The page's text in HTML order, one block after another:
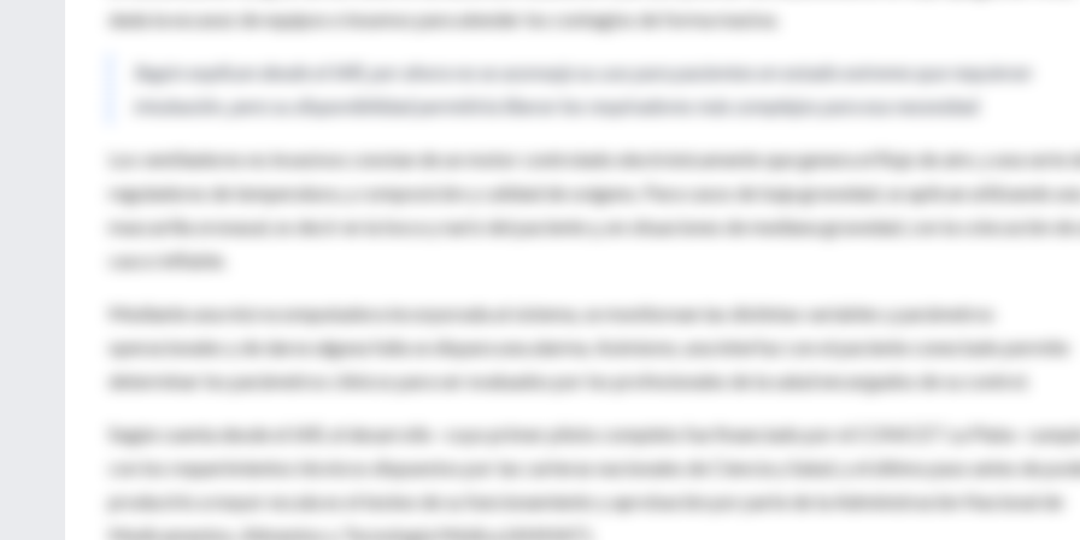
dada la escasez de equipos e insumos para atender los contagios de forma masiva.
Según explican desde el IAR, por ahora no se aconseja su uso para pacientes en estado extremo que requieran
intubación, pero su disponibilidad permitiría liberar los respiradores más complejos para esa necesidad.
Los ventiladores no invasivos constan de un motor controlado electrónicamente que genera el flujo de aire, y una serie
reguladores de temperatura, y composición y calidad de oxígeno. Para casos de baja gravedad, se aplican utilizando una
mascarilla oronasal, es decir en la boca y nariz del paciente y, en situaciones de mediana gravedad, con la colocación de
casco inflable.
Mediante una microcomputadora incorporada al sistema, se monitorean las distintas variables y parámetros
operacionales y de darse alguna falla se dispara una alarma. Asimismo, una interfaz con el paciente conectado permite
determinar los parámetros clínicos para ser evaluados por los profesionales de la salud encargados de su control.
Según cuenta desde el IAR, el desarrollo –cuyo primer piloto completo fue financiado por el CONICET La Plata–
con los requerimientos técnicos dispuestos por las carteras nacionales de Ciencia y Salud, y el último paso antes de
producirlo a mayor escala es el testeo de su funcionamiento y aprobación por parte de la Administración Nacional de
Medicamentos, Alimentos y Tecnología Médica (ANMAT).